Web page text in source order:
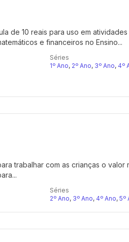
de 10 reais para uso em
e financeiros no Ensino...
Séries
1º Ano, 2º Ano, 3º Ano, 4º
trabalhar com as crianças o valor
Séries
2º Ano, 3º Ano, 4º Ano, 5º